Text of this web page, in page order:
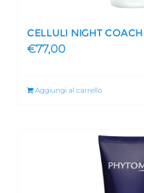
CELLULI NIGHT COACH
€77,00
Aggiungi al carrello